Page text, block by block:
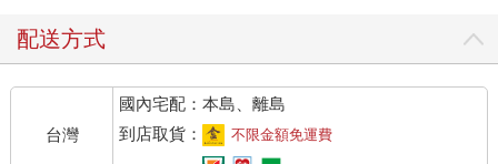
配送方式
台灣
國內宅配：本島、離島
到店取貨：
不限金額免運費